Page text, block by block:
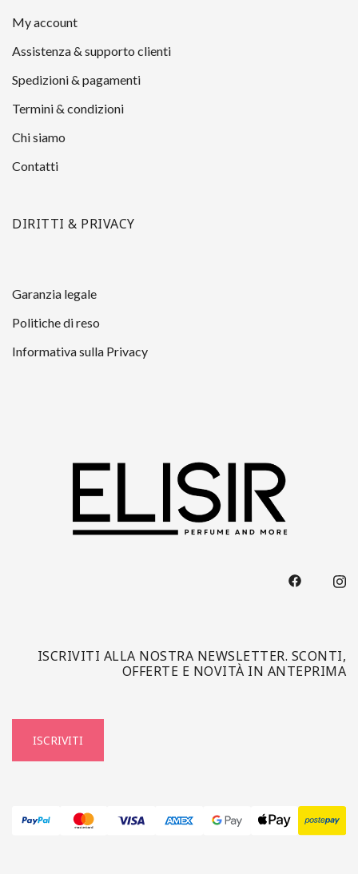
My account
Assistenza & supporto clienti
Spedizioni & pagamenti
Termini & condizioni
Chi siamo
Contatti
DIRITTI & PRIVACY
Garanzia legale
Politiche di reso
Informativa sulla Privacy
ISCRIVITI ALLA NOSTRA NEWSLETTER. SCONTI,
OFFERTE E NOVITÀ IN ANTEPRIMA
ISCRIVITI